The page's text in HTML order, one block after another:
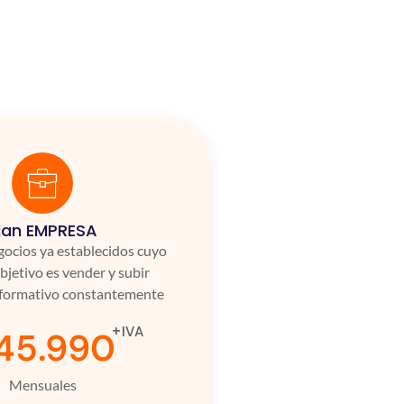
EMPRESA
ya establecidos cuyo
es vender y subir
constantemente
+IVA
Mensuales